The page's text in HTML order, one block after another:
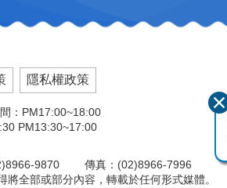
隱私權政策
：PM17:00~18:00
PM13:30~17:00
9870 傳真：(02)8966-7996
全部或部分內容，轉載於任何形式媒體。